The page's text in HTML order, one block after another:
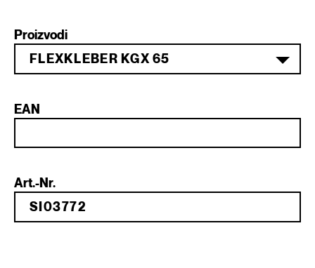
Proizvodi
FLEXKLEBER KGX 65
EAN
Art.-Nr.